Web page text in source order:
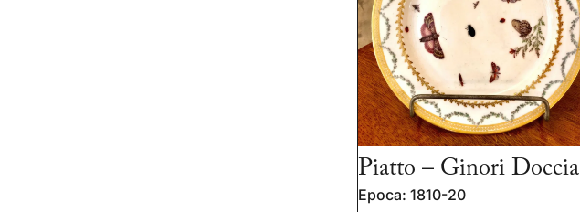
Piatto – Ginori Doccia
Epoca: 1810-20